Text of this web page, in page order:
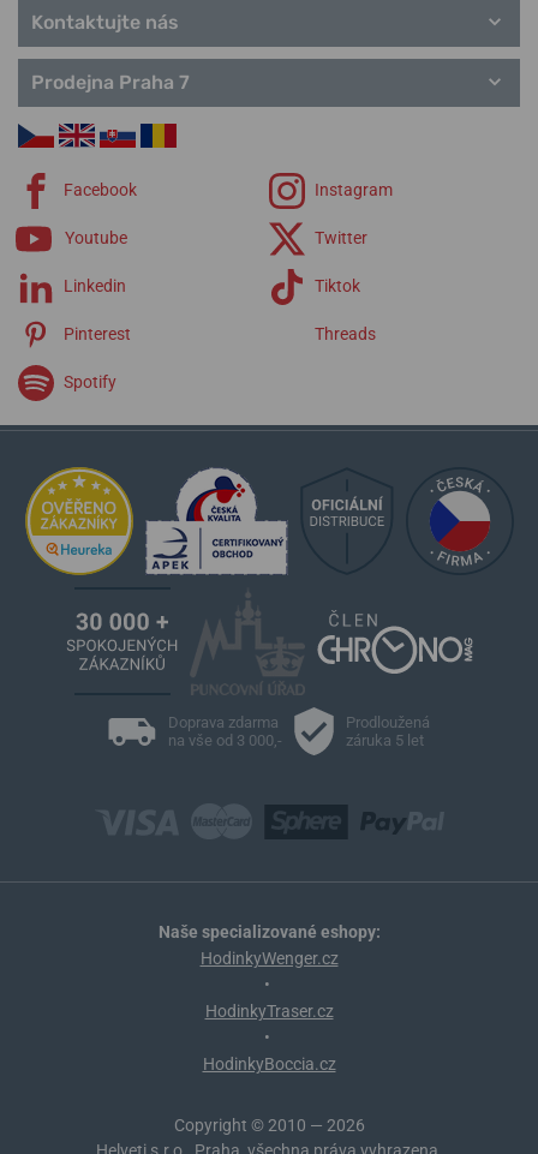
Kontaktujte nás
Prodejna Praha 7
Facebook Instagram
Youtube Twitter
Linkedin Tiktok
Pinterest Threads
Spotify
Doprava zdarma
na vše od 3 000,-
Prodloužená
záruka 5 let
Naše specializované eshopy:
HodinkyWenger.cz
•
HodinkyTraser.cz
•
HodinkyBoccia.cz
Copyright © 2010 — 2026